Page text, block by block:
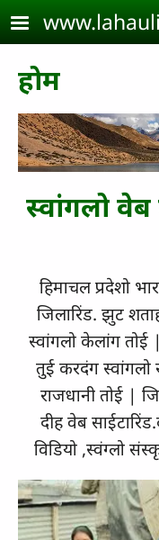
Skip to main
होम
स्वांगलो
हिमाचल प्रदेशो
जिलारिंड. झुट
स्वांगलो केलांग
तुई करदंग स्वांगलो
राजधानी तोई |
दीह वेब
विडियो ,स्वंग्लो